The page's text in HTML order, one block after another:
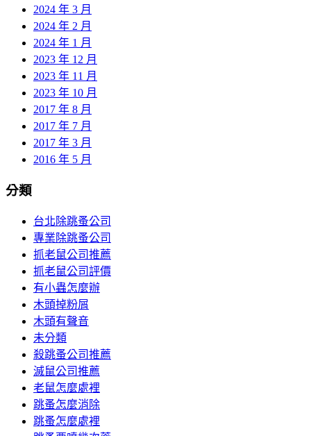
2024 年 3 月
2024 年 2 月
2024 年 1 月
2023 年 12 月
2023 年 11 月
2023 年 10 月
2017 年 8 月
2017 年 7 月
2017 年 3 月
2016 年 5 月
分類
台北除跳蚤公司
專業除跳蚤公司
抓老鼠公司推薦
抓老鼠公司評價
有小蟲怎麼辦
木頭掉粉屑
木頭有聲音
未分類
殺跳蚤公司推薦
滅鼠公司推薦
老鼠怎麼處裡
跳蚤怎麼消除
跳蚤怎麼處裡